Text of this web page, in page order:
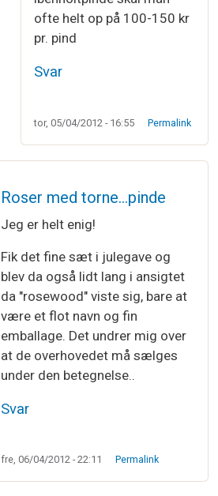
ofte helt op på 100-150 kr
pr. pind
Svar
tor, 05/04/2012 - 16:55 Permalink
Roser med torne...pinde
Jeg er helt enig!
Fik det fine sæt i julegave og
blev da også lidt lang i ansigtet
da "rosewood" viste sig, bare at
være et flot navn og fin
emballage. Det undrer mig over
at de overhovedet må sælges
under den betegnelse..
Svar
fre, 06/04/2012 - 22:11 Permalink